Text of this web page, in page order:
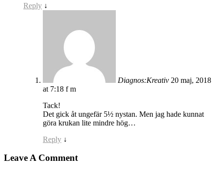
Reply ↓
Diagnos:Kreativ 20 maj, 2018
at 7:18 f m
Tack!
Det gick åt ungefär 5½ nystan. Men jag hade kunnat
göra krukan lite mindre hög…
Reply ↓
Leave A Comment